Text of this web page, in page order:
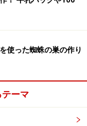
。手順1で準備し
すが、幅は短くしま
、ビーズを縫い付け
使った蜘蛛の巣の作り
ーマ